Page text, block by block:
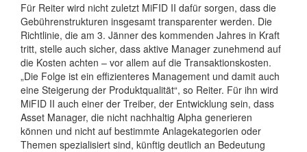
Für Reiter wird nicht zuletzt MiFID II dafür sorgen, dass die
Gebührenstrukturen insgesamt transparenter werden. Die
Richtlinie, die am 3. Jänner des kommenden Jahres in Kraft
tritt, stelle auch sicher, dass aktive Manager zunehmend auf
die Kosten achten – vor allem auf die Transaktionskosten.
„Die Folge ist ein effizienteres Management und damit auch
eine Steigerung der Produktqualität“, so Reiter. Für ihn wird
MiFID II auch einer der Treiber, der Entwicklung sein, dass
Asset Manager, die nicht nachhaltig Alpha generieren
können und nicht auf bestimmte Anlagekategorien oder
Themen spezialisiert sind, künftig deutlich an Bedeutung